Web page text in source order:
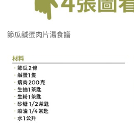
節瓜鹹蛋肉片湯食譜